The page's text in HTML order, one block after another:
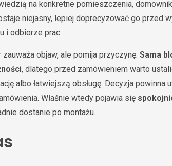
na konkretne pomieszczenia,
niejasny, lepiej doprecyzować go przed
i odbiorze prac.
objaw, ale pomija przyczynę. Sama
, dlatego przed zamówieniem warto
albo łatwiejszą obsługę. Decyzja powinna
Właśnie wtedy pojawia się
dostanie po montażu.